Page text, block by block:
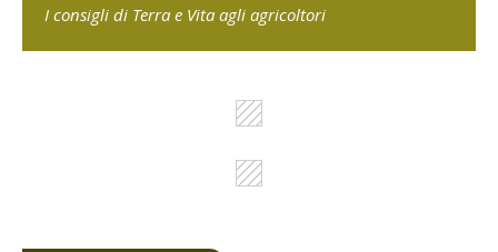
I consigli di Terra e Vita agli agricoltori